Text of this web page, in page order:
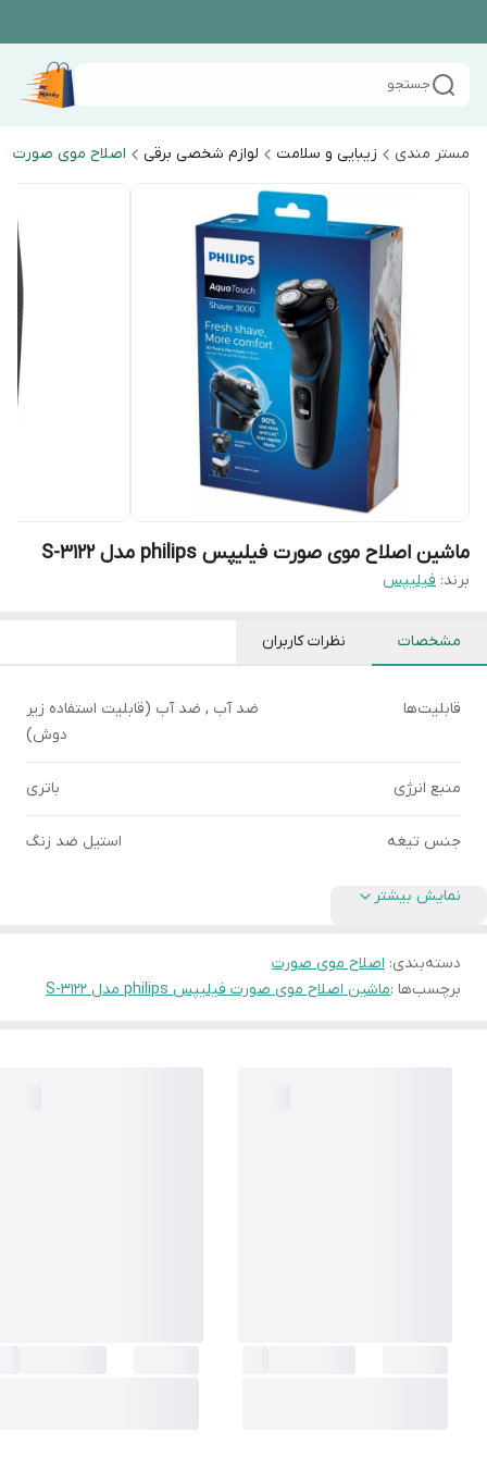
جستجو
مستر مندی زیبایی و سلامت لوازم شخصی برقی اصلاح موی صورت
ماشین اصلاح موی صورت فیلیپس philips مدل S-3122
برند: فیلیپس
مشخصات نظرات کاربران
قابلیت‌ها
ضد آب , ضد آب (قابلیت استفاده زیر
دوش)
منبع انرژی باتری
جنس تیغه استیل ضد زنگ
نمایش بیشتر
دسته‌بندی: اصلاح موی صورت
برچسب‌ها :ماشین اصلاح موی صورت فیلیپس philips مدل S-3122